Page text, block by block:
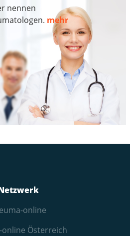
nennen
mehr
online
Österreich